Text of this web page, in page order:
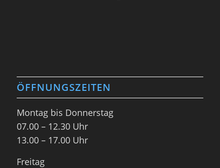
ÖFFNUNGSZEITEN
Montag bis Donnerstag
07.00 – 12.30 Uhr
13.00 – 17.00 Uhr
Freitag